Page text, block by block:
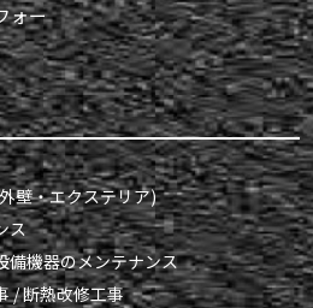
ォー
壁・エクステリア)
ス
備機器のメンテナンス
/ 断熱改修工事